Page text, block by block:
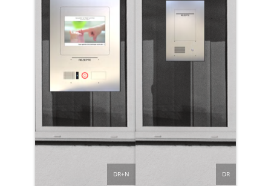
DR+N DR